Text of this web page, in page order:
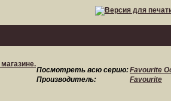
Посмотреть всю серию:Favourite
Производитель:
Favourite